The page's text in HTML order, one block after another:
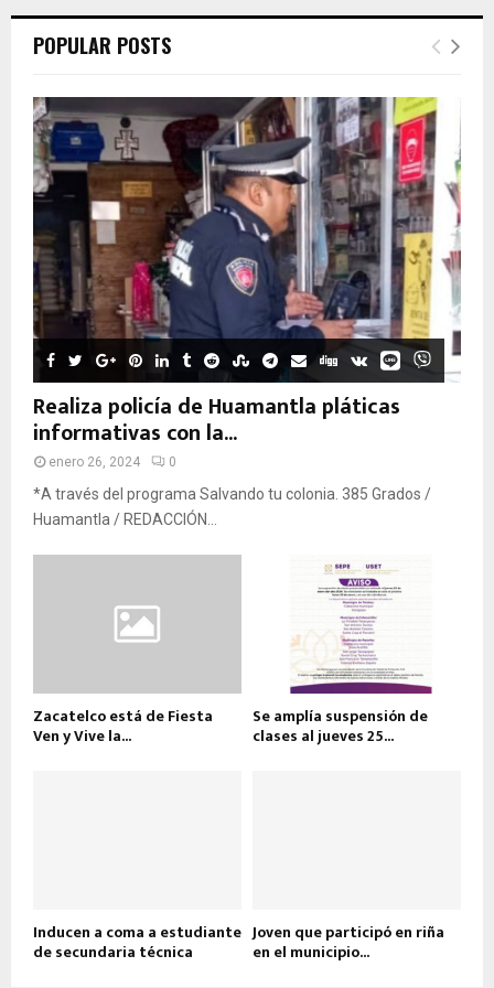
POPULAR POSTS
Realiza policía de Huamantla pláticas
informativas con la...
enero 26, 2024 0
*A través del programa Salvando tu colonia. 385 Grados /
Huamantla / REDACCIÓN...
Zacatelco está de Fiesta
Ven y Vive la...
Se amplía suspensión de
clases al jueves 25...
Inducen a coma a estudiante
de secundaria técnica
Joven que participó en riña
en el municipio...